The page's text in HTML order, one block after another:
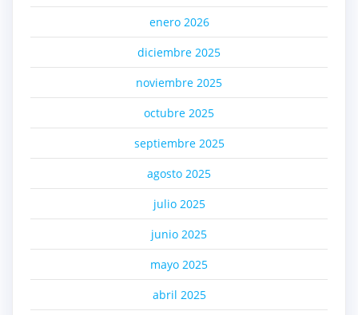
enero 2026
diciembre 2025
noviembre 2025
octubre 2025
septiembre 2025
agosto 2025
julio 2025
junio 2025
mayo 2025
abril 2025